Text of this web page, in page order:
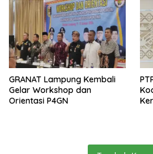
GRANAT Lampung Kembali
Gelar Workshop dan
Orientasi P4GN